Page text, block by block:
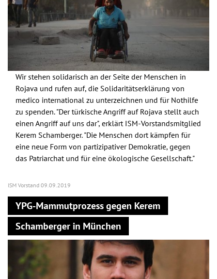
Wir stehen solidarisch an der Seite der Menschen in
Rojava und rufen auf, die Solidaritätserklärung von
medico international zu unterzeichnen und für Nothilfe
zu spenden. "Der türkische Angriff auf Rojava stellt auch
einen Angriff auf uns dar", erklärt ISM-Vorstandsmitglied
Kerem Schamberger. "Die Menschen dort kämpfen für
eine neue Form von partizipativer Demokratie, gegen
das Patriarchat und für eine ökologische Gesellschaft."
ISM Vorstand 09.09.2019
YPG-Mammutprozess gegen Kerem
Schamberger in München